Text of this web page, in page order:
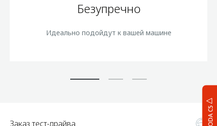
Безупречно
Идеально подойдут к вашей машине
Заказ тест-драйва